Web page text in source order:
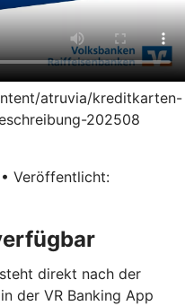
atruvia/kreditkarten-
202508
Veröffentlicht:
direkt nach der
der VR Banking App